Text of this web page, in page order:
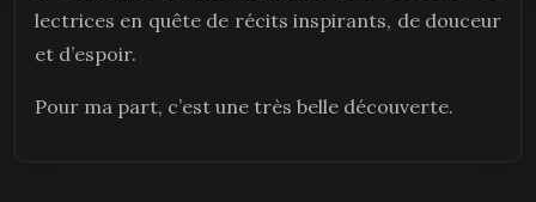
lectrices en quête de récits inspirants, de douceur
et d’espoir.
Pour ma part, c’est une très belle découverte.